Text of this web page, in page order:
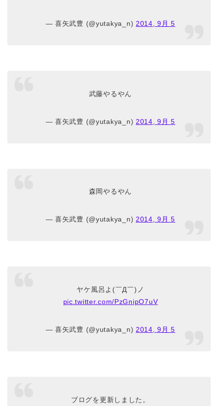
— 喜矢武豊 (@yutakya_n) 2014, 9月 5
武藤やるやん
— 喜矢武豊 (@yutakya_n) 2014, 9月 5
森岡やるやん
— 喜矢武豊 (@yutakya_n) 2014, 9月 5
ヤケ風呂よ(￣Д￣)ノ
pic.twitter.com/PzGnipO7uV
— 喜矢武豊 (@yutakya_n) 2014, 9月 5
ブログを更新しました。